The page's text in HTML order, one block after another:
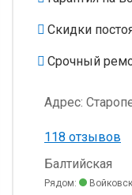
Скидки
Срочный
Адрес:
118 отзывов
Балтийская
Рядом: